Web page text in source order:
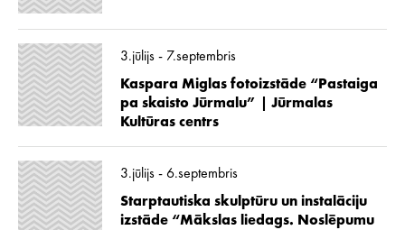
3.jūlijs - 7.septembris
Kaspara Miglas fotoizstāde “Pastaiga
pa skaisto Jūrmalu” | Jūrmalas
Kultūras centrs
3.jūlijs - 6.septembris
Starptautiska skulptūru un instalāciju
izstāde “Mākslas liedags. Noslēpumu